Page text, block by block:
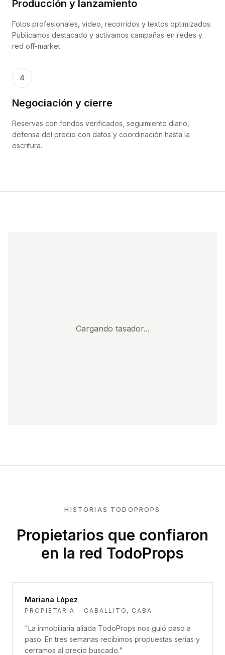
Producción y lanzamiento
Fotos profesionales, video, recorridos y textos optimizados.
Publicamos destacado y activamos campañas en redes y
red off-market.
4
Negociación y cierre
Reservas con fondos verificados, seguimiento diario,
defensa del precio con datos y coordinación hasta la
escritura.
Cargando tasador...
HISTORIAS TODOPROPS
Propietarios que confiaron
en la red TodoProps
Mariana López
PROPIETARIA - CABALLITO, CABA
"La inmobiliaria aliada TodoProps nos guió paso a
paso. En tres semanas recibimos propuestas serias y
cerramos al precio buscado."